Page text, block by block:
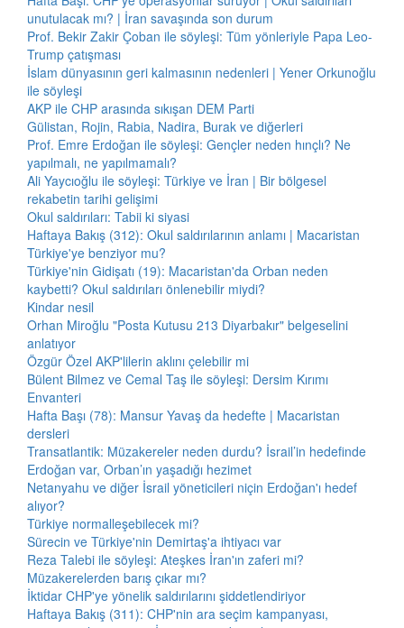
unutulacak mı? | İran savaşında son durum
Prof. Bekir Zakir Çoban ile söyleşi: Tüm yönleriyle Papa Leo-
Trump çatışması
İslam dünyasının geri kalmasının nedenleri | Yener Orkunoğlu
ile söyleşi
AKP ile CHP arasında sıkışan DEM Parti
Gülistan, Rojin, Rabia, Nadira, Burak ve diğerleri
Prof. Emre Erdoğan ile söyleşi: Gençler neden hınçlı? Ne
yapılmalı, ne yapılmamalı?
Ali Yaycıoğlu ile söyleşi: Türkiye ve İran | Bir bölgesel
rekabetin tarihi gelişimi
Okul saldırıları: Tabii ki siyasi
Haftaya Bakış (312): Okul saldırılarının anlamı | Macaristan
Türkiye'ye benziyor mu?
Türkiye'nin Gidişatı (19): Macaristan'da Orban neden
kaybetti? Okul saldırıları önlenebilir miydi?
Kindar nesil
Orhan Miroğlu "Posta Kutusu 213 Diyarbakır" belgeselini
anlatıyor
Özgür Özel AKP'lilerin aklını çelebilir mi
Bülent Bilmez ve Cemal Taş ile söyleşi: Dersim Kırımı
Envanteri
Hafta Başı (78): Mansur Yavaş da hedefte | Macaristan
dersleri
Transatlantik: Müzakereler neden durdu? İsrail’in hedefinde
Erdoğan var, Orban’ın yaşadığı hezimet
Netanyahu ve diğer İsrail yöneticileri niçin Erdoğan'ı hedef
alıyor?
Türkiye normalleşebilecek mi?
Sürecin ve Türkiye'nin Demirtaş'a ihtiyacı var
Reza Talebi ile söyleşi: Ateşkes İran'ın zaferi mi?
Müzakerelerden barış çıkar mı?
İktidar CHP'ye yönelik saldırılarını şiddetlendiriyor
Haftaya Bakış (311): CHP'nin ara seçim kampanyası,